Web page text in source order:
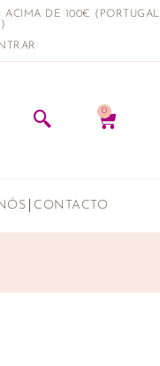
ACIMA DE 100€ (PORTUGAL
0
CONTACTO